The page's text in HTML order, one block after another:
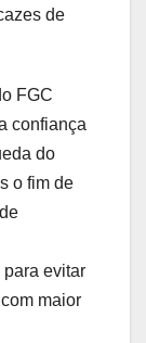
de
FGC
confiança
do
o fim de
evitar
maior